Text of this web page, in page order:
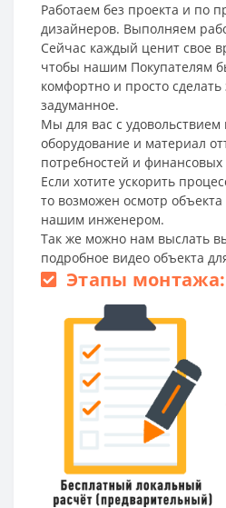
Работаем без проекта и по
дизайнеров. Выполняем
Сейчас каждый ценит свое
чтобы нашим Покупателям
комфортно и просто
задуманное.
Мы для вас с удовольствием
оборудование и материал
потребностей и
Если хотите ускорить
то возможен осмотр
нашим инженером.
Так же можно нам выслать
подробное видео объекта
Этапы монтажа: